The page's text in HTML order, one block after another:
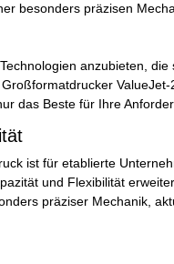
besonders präzisen
anzubieten, die
das Beste für Ihre
ist für etablierte
und Flexibilität
präziser Mechanik,